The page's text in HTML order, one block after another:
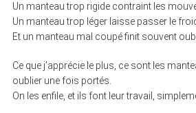
Un manteau trop rigide contraint les
Un manteau trop léger laisse passer le
Et un manteau mal coupé finit souvent
Ce que j’apprécie le plus, ce sont les
oublier une fois portés.
On les enfile, et ils font leur travail,